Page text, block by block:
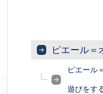
ピエール＝
ピエール
遊びをす